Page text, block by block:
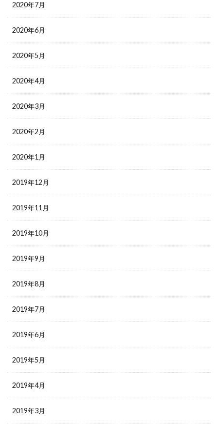
2020年7月
2020年6月
2020年5月
2020年4月
2020年3月
2020年2月
2020年1月
2019年12月
2019年11月
2019年10月
2019年9月
2019年8月
2019年7月
2019年6月
2019年5月
2019年4月
2019年3月